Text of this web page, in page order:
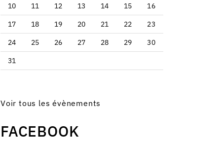
10 11 12 13 14 15 16
17 18 19 20 21 22 23
24 25 26 27 28 29 30
31
Voir tous les évènements
FACEBOOK